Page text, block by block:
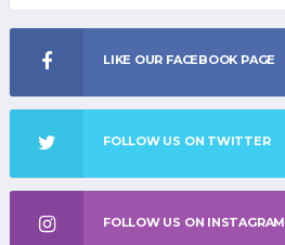
LIKE OUR FACEBOOK PAGE
FOLLOW US ON TWITTER
FOLLOW US ON INSTAGRAM